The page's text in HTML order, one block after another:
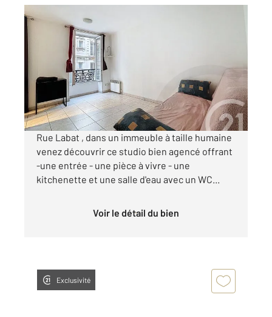
PARIS 75018
2, 1 pièce
Ref : 27717
Appartement F1 à vendre
118 000 €
Visiter le site dédié
Rue Labat , dans un immeuble à taille humaine
venez découvrir ce studio bien agencé offrant
-une entrée - une pièce à vivre - une
kitchenette et une salle d'eau avec un WC...
Voir le détail du bien
Exclusivité